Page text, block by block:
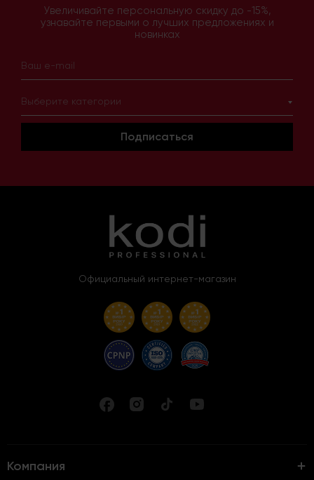
Увеличивайте персональную скидку до -15%,
узнавайте первыми о лучших предложениях и
новинках
Выберите категории
Подписаться
Официальный интернет-магазин
Компания